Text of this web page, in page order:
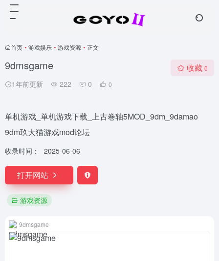
首页 • 游戏娱乐 • 游戏资源 • 正文
9dmsgame
1年前更新 222 0 0
收藏 0
单机游戏_单机游戏下载_上古卷轴5MOD_9dm_9damao
9dm玖大猫游戏mod论坛
收录时间： 2025-06-06
打开网站
游戏资源
9dmsgame